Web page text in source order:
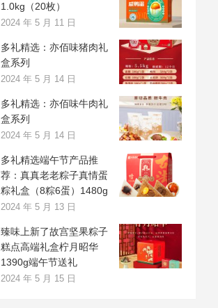
1.0kg（20枚）
2024 年 5 月 11 日
多礼精选：亦佰味猪肉礼
盒系列
2024 年 5 月 14 日
多礼精选：亦佰味牛肉礼
盒系列
2024 年 5 月 14 日
多礼精选端午节产品推
荐：真真老老粽子真情蛋
粽礼盒（8粽6蛋）1480g
2024 年 5 月 13 日
臻味上新了故宫坚果粽子
糕点高端礼盒柠月昭华
1390g端午节送礼
2024 年 5 月 15 日